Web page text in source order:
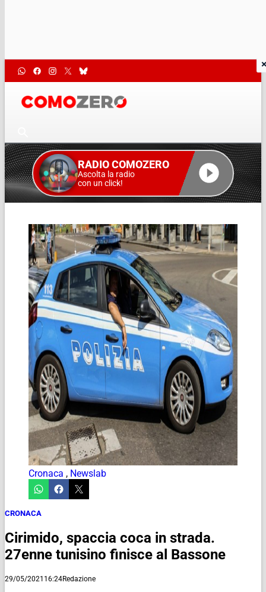
RADIO COMOZERO
Ascolta la radio
con un click!
Cronaca , Newslab
CRONACA
Cirimido, spaccia coca in strada.
27enne tunisino finisce al Bassone
29/05/2021 16:24Redazione